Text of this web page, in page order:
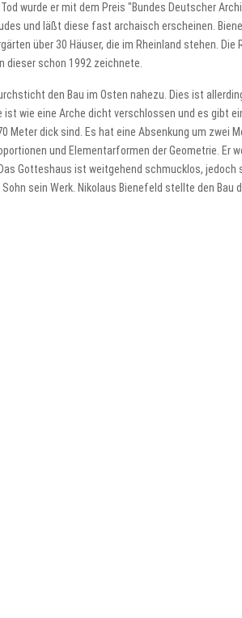
wurde er mit dem Preis "Bundes Deutscher
und läßt diese fast archaisch erscheinen.
über 30 Häuser, die im Rheinland stehen.
dieser schon 1992 zeichnete.
den Bau im Osten nahezu. Dies ist
ist wie eine Arche dicht verschlossen und es
Meter dick sind. Es hat eine Absenkung um
und Elementarformen der Geometrie.
Gotteshaus ist weitgehend schmucklos,
sein Werk. Nikolaus Bienefeld stellte den